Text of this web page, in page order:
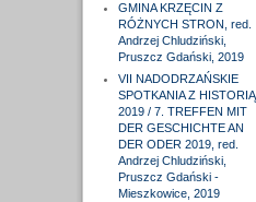
GMINA KRZĘCIN Z
RÓŻNYCH STRON, red.
Andrzej Chludziński,
Pruszcz Gdański, 2019
VII NADODRZAŃSKIE
SPOTKANIA Z HISTORIĄ
2019 / 7. TREFFEN MIT
DER GESCHICHTE AN
DER ODER 2019, red.
Andrzej Chludziński,
Pruszcz Gdański -
Mieszkowice, 2019